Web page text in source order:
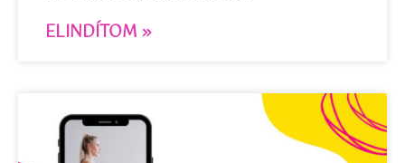
ELINDÍTOM »